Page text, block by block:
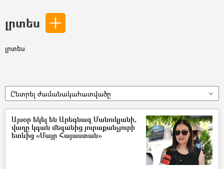
լրտես
լրտես
Ընտրել ժամանակահատվածը
Այսօր եկել են Արեգնազ Մանուկյանի,
վաղը կգան մեզանից յուրաքանչյուրի
ետևից «Մայր Հայաստան»